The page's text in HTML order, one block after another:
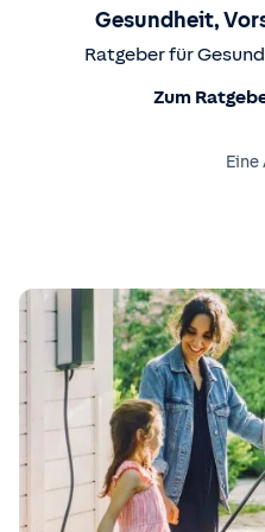
Gesundheit,
Ratgeber für
Zum
Eine